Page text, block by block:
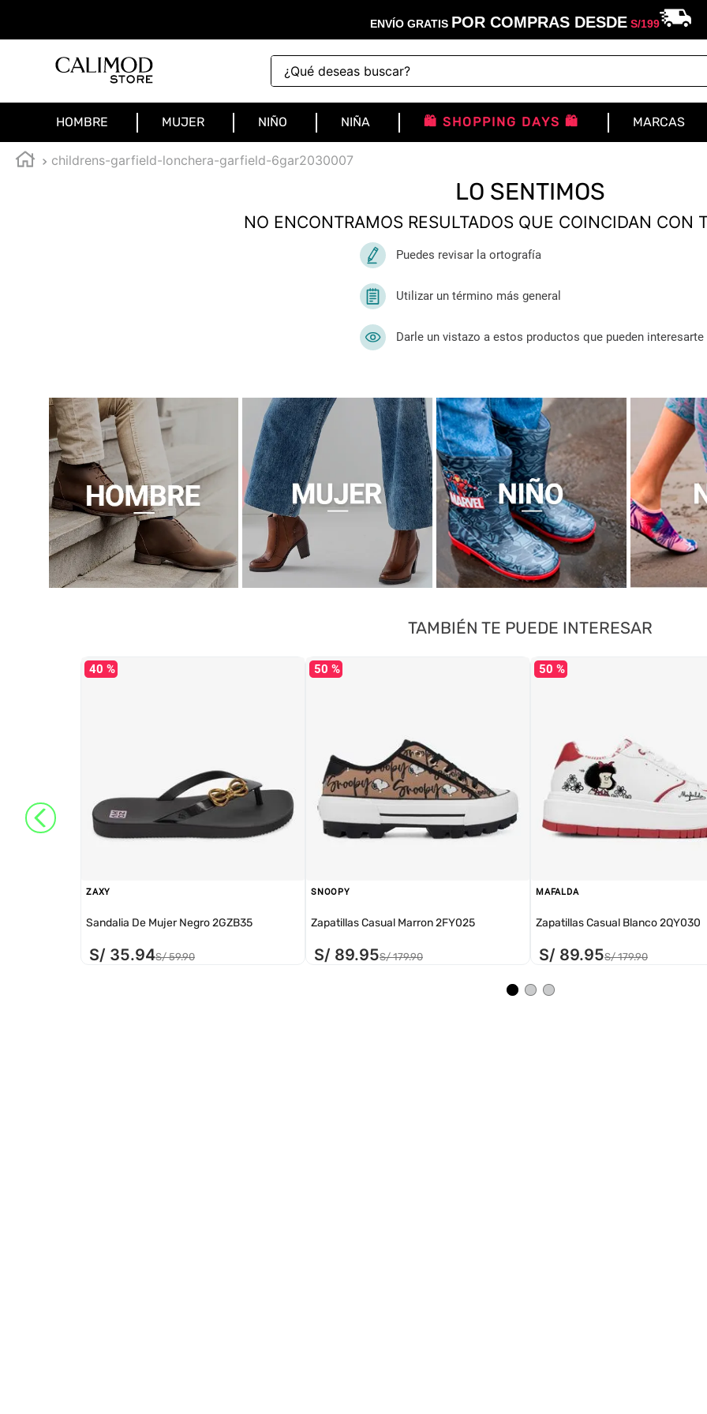
ENVÍO GRATIS POR COMPRAS DESDES/199
¿Qué deseas buscar?
HOMBRE MUJER NIÑO NIÑA 🛍️ SHOPPING DAYS 🛍️ MARCAS
childrens-garfield-lonchera-garfield-6gar2030007
LO SENTIMOS
NO ENCONTRAMOS RESULTADOS QUE COINCIDAN CON
Puedes revisar la ortografía
Utilizar un término más general
Darle un vistazo a estos productos que pueden interesarte
TAMBIÉN TE PUEDE INTERESAR
40 %
ZAXY
Sandalia De Mujer Negro 2GZB35
S/ 35.94S/ 59.90
50 %
SNOOPY
Zapatillas Casual Marron 2FY025
S/ 89.95S/ 179.90
50 %
MAFALDA
Zapatillas Casual Blanco 2QY030
S/ 89.95S/ 179.90